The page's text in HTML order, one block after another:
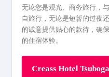
无论您是观光、商务旅行，
自旅行，无论是短暂的过夜
的诚意提供贴心的款待，确
的住宿体验。
Creass Hotel